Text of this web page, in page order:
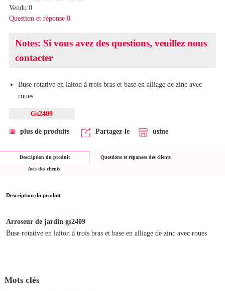
Vendu:0
Question et réponse 0
Notes: Si vous avez des questions, veuillez nous
contacter
Buse rotative en laiton à trois bras et base en alliage de zinc avec
roues
Gs2409
plus de produits Partagez-le usine
Description du produit Questions et réponses des clients
Avis des clients
Description du produit
Arroseur de jardin gs2409
Buse rotative en laiton à trois bras et base en alliage de zinc avec roues
Mots clés